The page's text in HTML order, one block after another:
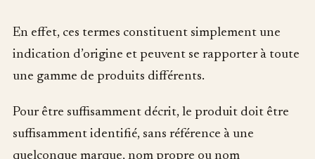
En effet, ces termes constituent simplement une
indication d’origine et peuvent se rapporter à toute
une gamme de produits différents.
Pour être suffisamment décrit, le produit doit être
suffisamment identifié, sans référence à une
quelconque marque, nom propre ou nom